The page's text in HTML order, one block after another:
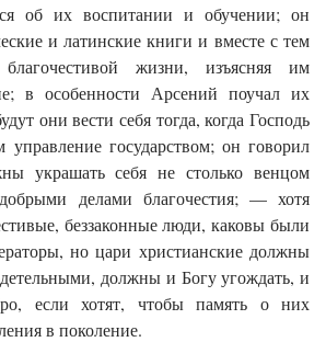
об их воспитании и обучении; он
и латинские книги и вместе с тем
жизни, изъясняя им
в особенности Арсений поучал их
они вести себя тогда, когда Господь
управление государством; он говорил
украшать себя не столько венцом
делами благочестия; — хотя
беззаконные люди, каковы были
но цари христианские должны
должны и Богу угождать, и
если хотят, чтобы память о них
в поколение.